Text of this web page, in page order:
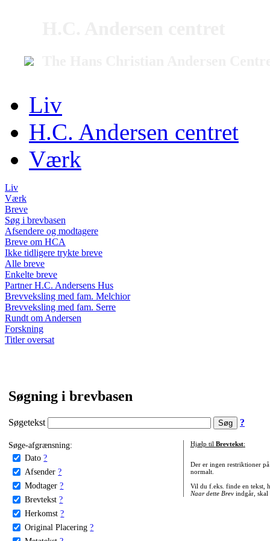
Liv
H.C. Andersen centret
Værk
Liv
Værk
Breve
Søg i brevbasen
Afsendere og modtagere
Breve om HCA
Ikke tidligere trykte breve
Alle breve
Enkelte breve
Partner H.C. Andersens Hus
Brevveksling med fam. Melchior
Brevveksling med fam. Serre
Rundt om Andersen
Forskning
Titler oversat
Søgning i brevbasen
Søgetekst ?
Søge-afgrænsning:
Dato ?
Afsender ?
Modtager ?
Brevtekst ?
Herkomst ?
Original Placering ?
Hjælp til Brevtekst:
Der er ingen restriktioner
normalt.
Vil du f.eks. finde en tekst,
Naar dette Brevindgår, skal